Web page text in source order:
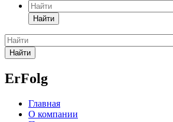
Найти
Найти
ErFolg
Главная
О компании